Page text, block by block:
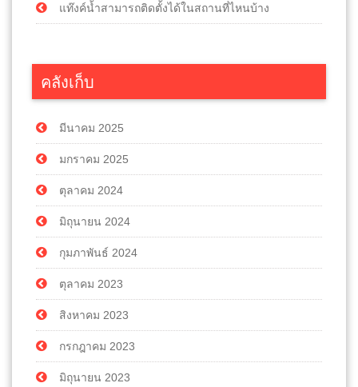
แท๊งค์น้ำสามารถติดตั้งได้ในสถานที่ไหนบ้าง
คลังเก็บ
มีนาคม 2025
มกราคม 2025
ตุลาคม 2024
มิถุนายน 2024
กุมภาพันธ์ 2024
ตุลาคม 2023
สิงหาคม 2023
กรกฎาคม 2023
มิถุนายน 2023